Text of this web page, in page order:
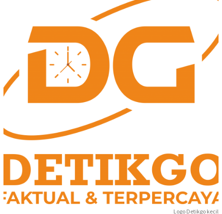
Logo Detikgo kecil